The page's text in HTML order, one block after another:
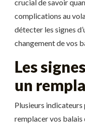
crucial de savoir
complications au
détecter les signes
changement de vos
Les
un
Plusieurs indicateurs
remplacer vos balais